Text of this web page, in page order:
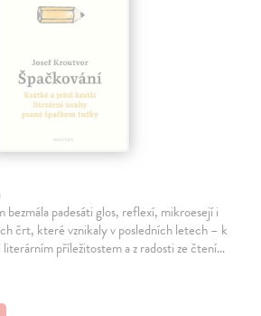
bezmála padesáti glos, reflexí, mikroesejí i
črt, které vznikaly v posledních letech – k
příležitostem a z radosti ze čtení…